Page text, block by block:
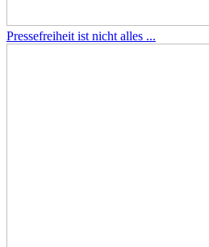
Pressefreiheit ist nicht alles ...